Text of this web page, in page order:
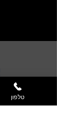
טלפון